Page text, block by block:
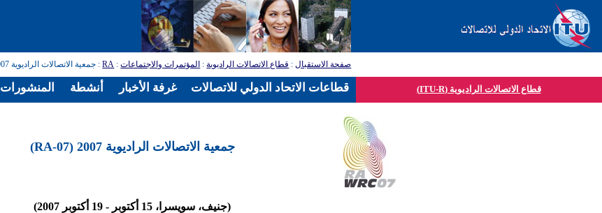
صفحة الاستقبال: قطاع الاتصالات الراديوية: المؤتمرات والاجتماعات:
RA: جمعية الاتصالات الراديوية 2007 (RA-07)
قطاع الاتصالات الراديوية (ITU-R)
جمعية الاتصالات الراديوية 2007 (RA-07)
(جنيف، سويسرا، 15 أكتوبر - 19 أكتوبر 2007)
المنشورات أنشطة غرفة الأخبار قطاعات الاتحاد الدولي للاتصالات